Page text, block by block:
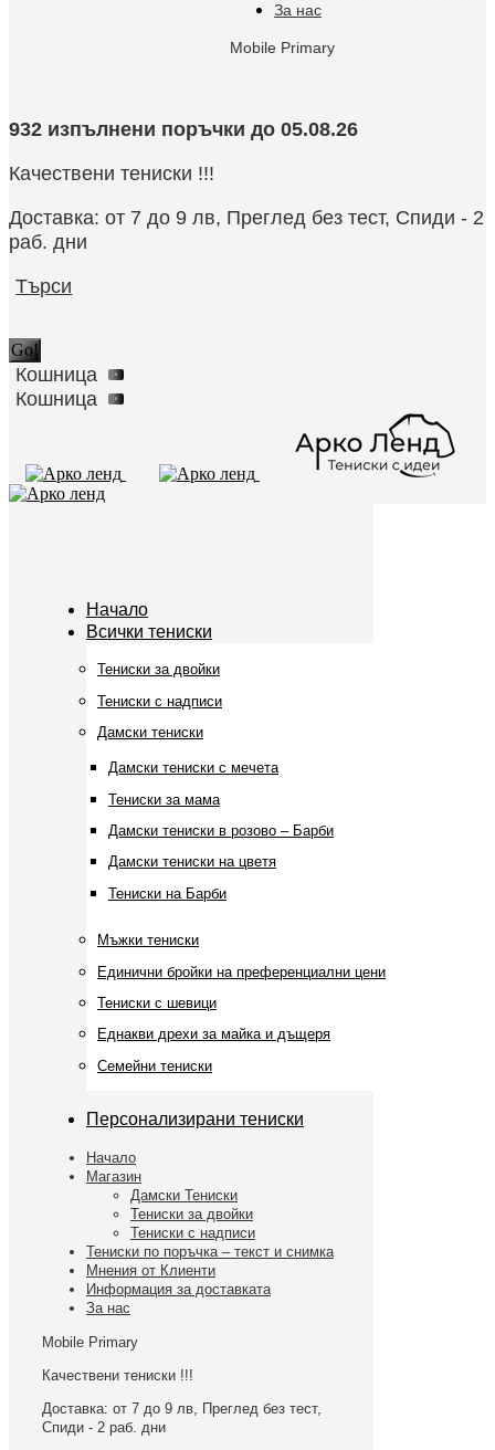
За нас
Mobile Primary
932 изпълнени поръчки до 05.08.26
Качествени тениски !!!
Доставка: от 7 до 9 лв, Преглед без тест, Спиди - 2
раб. дни
Search:
Търси
Кошница 0
Кошница 0
Начало
Всички тениски
Тениски за двойки
Тениски с надписи
Дамски тениски
Дамски тениски с мечета
Тениски за мама
Дамски тениски в розово – Барби
Дамски тениски на цветя
Тениски на Барби
Мъжки тениски
Единични бройки на преференциални цени
Тениски с шевици
Еднакви дрехи за майка и дъщеря
Семейни тениски
Персонализирани тениски
Начало
Магазин
Дамски Тениски
Тениски за двойки
Тениски с надписи
Тениски по поръчка – текст и снимка
Мнения от Клиенти
Информация за доставката
За нас
Mobile Primary
Качествени тениски !!!
Доставка: от 7 до 9 лв, Преглед без тест,
Спиди - 2 раб. дни